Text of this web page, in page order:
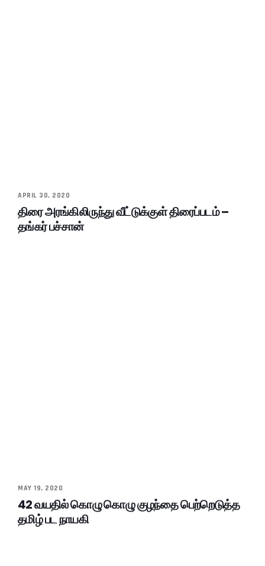
APRIL 30, 2020
திரை அரங்கிலிருந்து வீட்டுக்குள் திரைப்படம் –
தங்கர் பச்சான்
MAY 19, 2020
42 வயதில் கொழு கொழு குழந்தை பெற்றெடுத்த
தமிழ் பட நாயகி